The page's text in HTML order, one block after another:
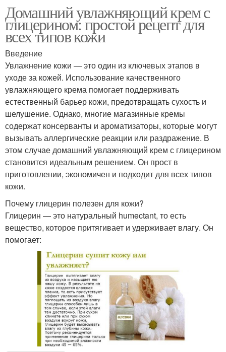
Домашний увлажняющий крем с
глицерином: простой рецепт для
всех типов кожи
Введение
Увлажнение кожи — это один из ключевых этапов в
уходе за кожей. Использование качественного
увлажняющего крема помогает поддерживать
естественный барьер кожи, предотвращать сухость и
шелушение. Однако, многие магазинные кремы
содержат консерванты и ароматизаторы, которые могут
вызывать аллергические реакции или раздражение. В
этом случае домашний увлажняющий крем с глицерином
становится идеальным решением. Он прост в
приготовлении, экономичен и подходит для всех типов
кожи.
Почему глицерин полезен для кожи?
Глицерин — это натуральный humectant, то есть
вещество, которое притягивает и удерживает влагу. Он
помогает: